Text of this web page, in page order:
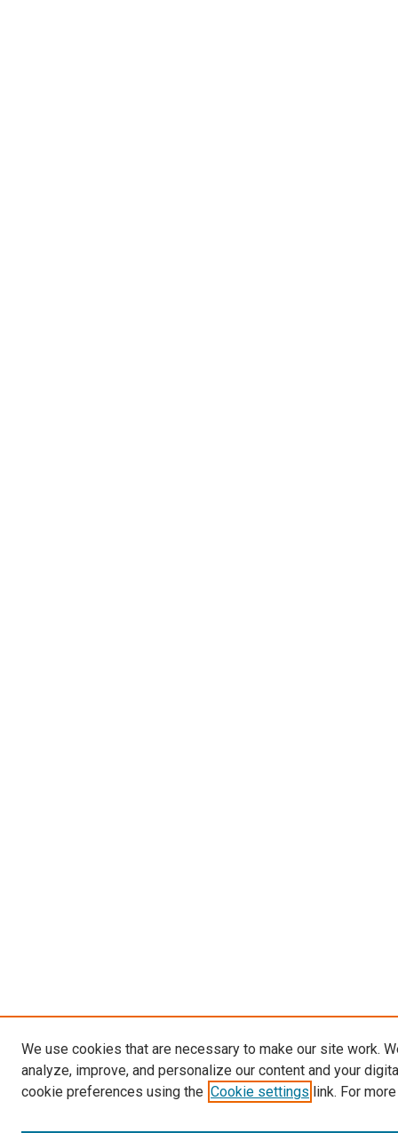
We use cookies that are necessary to make our site work.
analyze, improve, and personalize our content and your
cookie preferences using the Cookie settings link. For